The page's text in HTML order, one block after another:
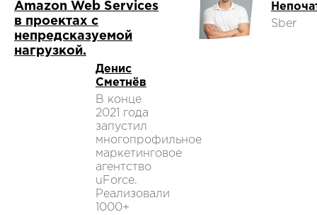
Amazon Web Services
в проектах с
непредсказуемой
нагрузкой.
Денис
Сметнёв
В конце
2021 года
запустил
многопрофильное
маркетинговое
агентство
uForce.
Реализовали
1000+
Sber